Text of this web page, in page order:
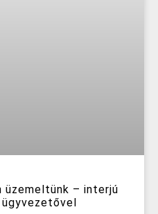
üzemeltünk – interjú
ügyvezetővel